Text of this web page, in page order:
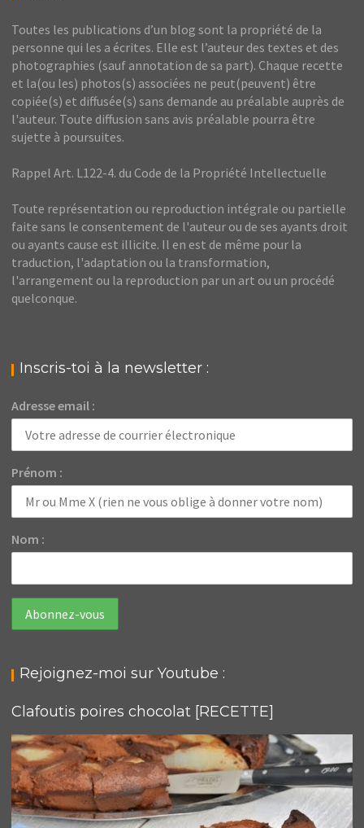
Toutes les publications d’un blog sont la propriété de la
personne qui les a écrites. Elle est l’auteur des textes et des
photographies (sauf annotation de sa part). Chaque recette
et la(ou les) photos(s) associées ne peut(peuvent) être
copiée(s) et diffusée(s) sans demande au préalable auprès de
l'auteur. Toute diffusion sans avis préalable pourra être
sujette à poursuites.
Rappel Art. L122-4. du Code de la Propriété Intellectuelle
Toute représentation ou reproduction intégrale ou partielle
faite sans le consentement de l'auteur ou de ses ayants droit
ou ayants cause est illicite. Il en est de même pour la
traduction, l'adaptation ou la transformation,
l'arrangement ou la reproduction par un art ou un procédé
quelconque.
Inscris-toi à la newsletter :
Adresse email :
Prénom :
Nom :
Rejoignez-moi sur Youtube :
Clafoutis poires chocolat [RECETTE]